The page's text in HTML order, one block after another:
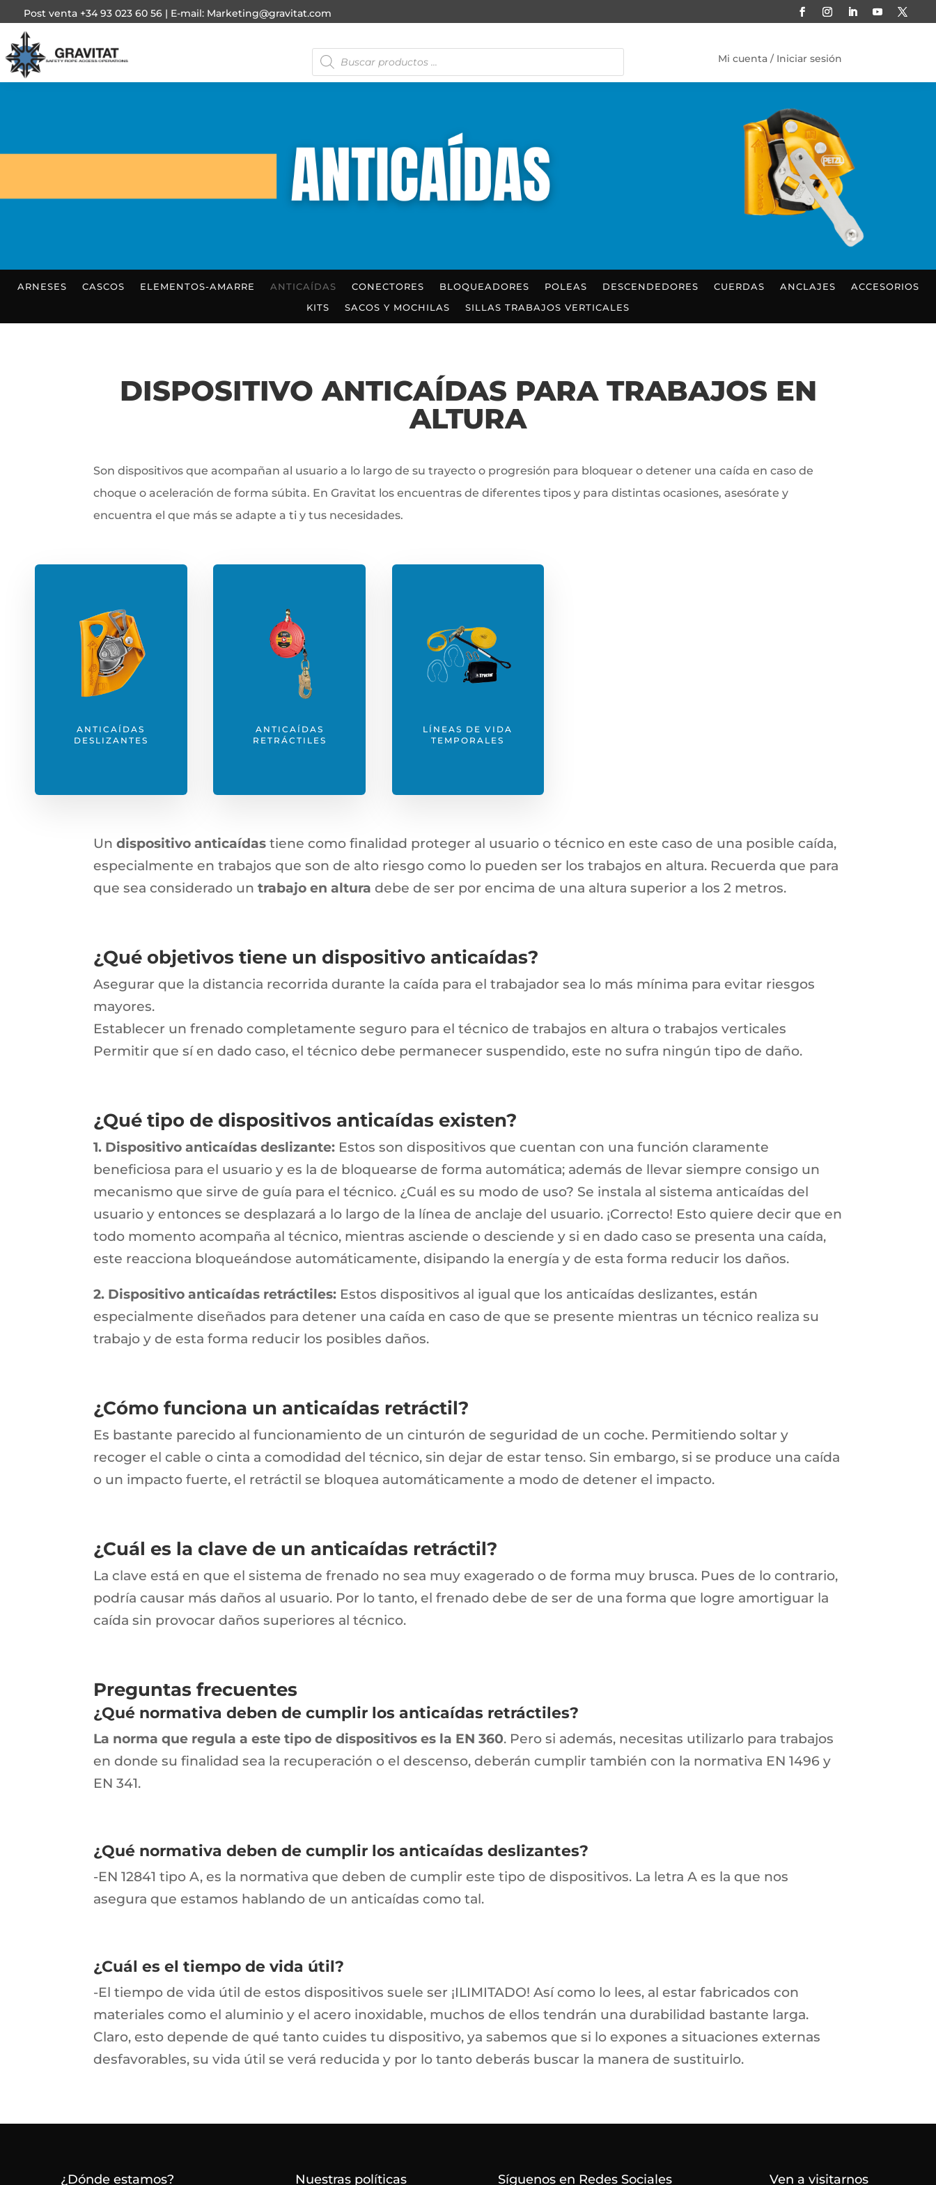
Post venta +34 93 023 60 56 | E-mail: Marketing@gravitat.com
Búsqueda
de
productos
Mi cuenta / Iniciar sesión
ARNESES CASCOS ELEMENTOS-AMARRE ANTICAÍDAS CONECTORES BLOQUEADORES POLEAS DESCENDEDORES CUERDAS ANCLAJES
ACCESORIOS
KITS
SACOS Y MOCHILAS SILLAS TRABAJOS VERTICALES
DISPOSITIVO ANTICAÍDAS PARA TRABAJOS EN
ALTURA
Son dispositivos que acompañan al usuario a lo largo de su trayecto o progresión para bloquear o detener una caída en caso de
choque o aceleración de forma súbita. En Gravitat los encuentras de diferentes tipos y para distintas ocasiones, asesórate y
encuentra el que más se adapte a ti y tus necesidades.
ANTICAÍDAS
DESLIZANTES
ANTICAÍDAS
RETRÁCTILES
LÍNEAS DE VIDA
TEMPORALES
Undispositivo anticaídas tiene como finalidad proteger al usuario o técnico en este caso de una posible caída,
especialmente en trabajos que son de alto riesgo como lo pueden ser los trabajos en altura. Recuerda que para
que sea considerado untrabajo en altura debe de ser por encima de una altura superior a los 2 metros.
¿Qué objetivos tiene un dispositivo anticaídas?
Asegurar que la distancia recorrida durante la caída para el trabajador sea lo más mínima para evitar riesgos
mayores.
Establecer un frenado completamente seguro para el técnico de trabajos en altura o trabajos verticales
Permitir que sí en dado caso, el técnico debe permanecer suspendido, este no sufra ningún tipo de daño.
¿Qué tipo de dispositivos anticaídas existen?
1. Dispositivo anticaídas deslizante: Estos son dispositivos que cuentan con una función claramente
beneficiosa para el usuario y es la de bloquearse de forma automática; además de llevar siempre consigo un
mecanismo que sirve de guía para el técnico. ¿Cuál es su modo de uso? Se instala al sistema anticaídas del
usuario y entonces se desplazará a lo largo de la línea de anclaje del usuario. ¡Correcto! Esto quiere decir que en
todo momento acompaña al técnico, mientras asciende o desciende y si en dado caso se presenta una caída,
este reacciona bloqueándose automáticamente, disipando la energía y de esta forma reducir los daños.
2. Dispositivo anticaídas retráctiles: Estos dispositivos al igual que los anticaídas deslizantes, están
especialmente diseñados para detener una caída en caso de que se presente mientras un técnico realiza su
trabajo y de esta forma reducir los posibles daños.
¿Cómo funciona un anticaídas retráctil?
Es bastante parecido al funcionamiento de un cinturón de seguridad de un coche. Permitiendo soltar y
recoger el cable o cinta a comodidad del técnico, sin dejar de estar tenso. Sin embargo, si se produce una caída
o un impacto fuerte, el retráctil se bloquea automáticamente a modo de detener el impacto.
¿Cuál es la clave de un anticaídas retráctil?
La clave está en que el sistema de frenado no sea muy exagerado o de forma muy brusca. Pues de lo contrario,
podría causar más daños al usuario. Por lo tanto, el frenado debe de ser de una forma que logre amortiguar la
caída sin provocar daños superiores al técnico.
Preguntas frecuentes
¿Qué normativa deben de cumplir los anticaídas retráctiles?
La norma que regula a este tipo de dispositivos es la EN 360. Pero si además, necesitas utilizarlo para trabajos
en donde su finalidad sea la recuperación o el descenso, deberán cumplir también con la normativa EN 1496 y
EN 341.
¿Qué normativa deben de cumplir los anticaídas deslizantes?
-EN 12841 tipo A, es la normativa que deben de cumplir este tipo de dispositivos. La letra A es la que nos
asegura que estamos hablando de un anticaídas como tal.
¿Cuál es el tiempo de vida útil?
-El tiempo de vida útil de estos dispositivos suele ser ¡ILIMITADO! Así como lo lees, al estar fabricados con
materiales como el aluminio y el acero inoxidable, muchos de ellos tendrán una durabilidad bastante larga.
Claro, esto depende de qué tanto cuides tu dispositivo, ya sabemos que si lo expones a situaciones externas
desfavorables, su vida útil se verá reducida y por lo tanto deberás buscar la manera de sustituirlo.
¿Dónde estamos? Nuestras políticas Síguenos en Redes Sociales Ven a visitarnos